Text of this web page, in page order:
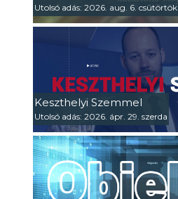
Utolsó adás: 2026. aug. 6. csütörtök
Keszthelyi Szemmel
Utolsó adás: 2026. ápr. 29. szerda